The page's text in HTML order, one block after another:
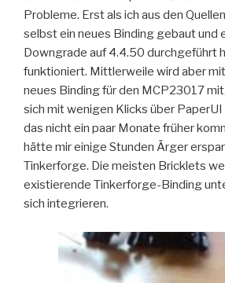
Probleme. Erst als ich aus den
selbst ein neues Binding gebaut und
Downgrade auf 4.4.50 durchgeführt
funktioniert. Mittlerweile wird aber
neues Binding für den MCP23017
sich mit wenigen Klicks über
das nicht ein paar Monate früher
hätte mir einige Stunden Ärger
Tinkerforge. Die meisten Bricklets
existierende Tinkerforge-Binding
sich integrieren.